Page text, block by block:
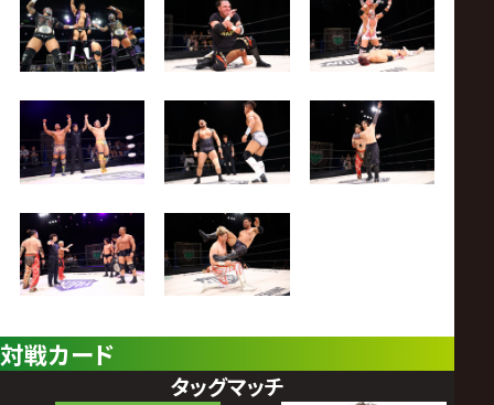
対戦カード
タッグマッチ